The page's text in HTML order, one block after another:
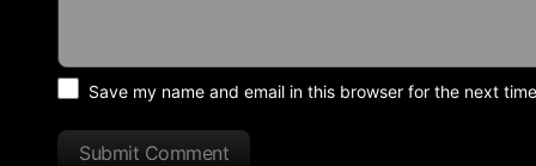
Save my name and email in this browser for the next
Submit Comment